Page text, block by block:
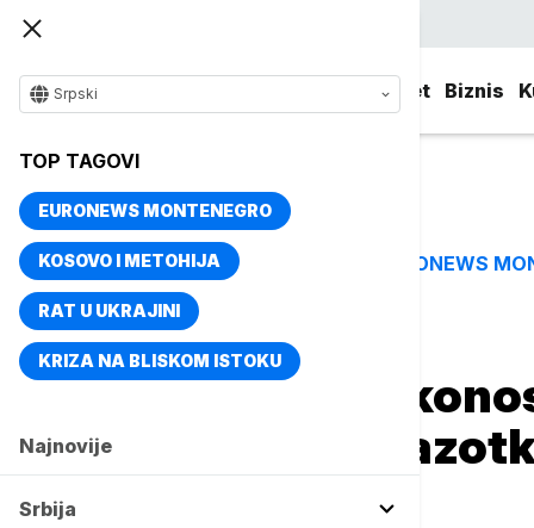
Svet Biznis
Srpski
TOP TAGOVI
EURONEWS MONTENEGRO
KOSOVO I METOHIJA
RAT U UKRAJINI
KRIZA NA BLISKOM ISTOKU
Najnovije
Srbija
TOP TAGOVI EURONEWS
Naslovna Magazin
Pljačkaši na
tako slučajno
pet godina